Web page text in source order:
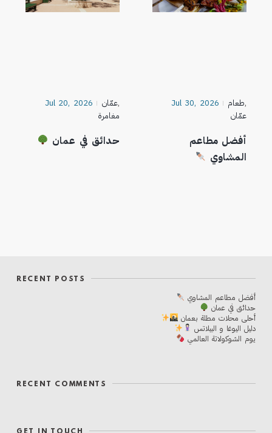
Jul 30, 2026 طعام,
عمّان
أفضل مطاعم
المشاوي
Jul 20, 2026 عمّان,
مغامرة
حدائق في عمان
RECENT POSTS
أفضل مطاعم المشاوي
حدائق في عمان
أحلی محلات مطلة بعمان
دليل اليوغا و البيلاتس
يوم الشوكولاتة العالمي
RECENT COMMENTS